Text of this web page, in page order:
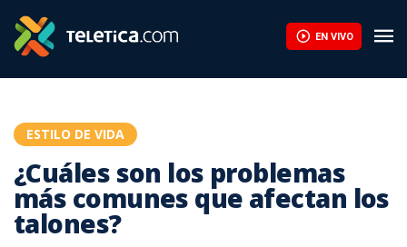
EN VIVO
ESTILO DE VIDA
¿Cuáles son los problemas
más comunes que afectan los
talones?